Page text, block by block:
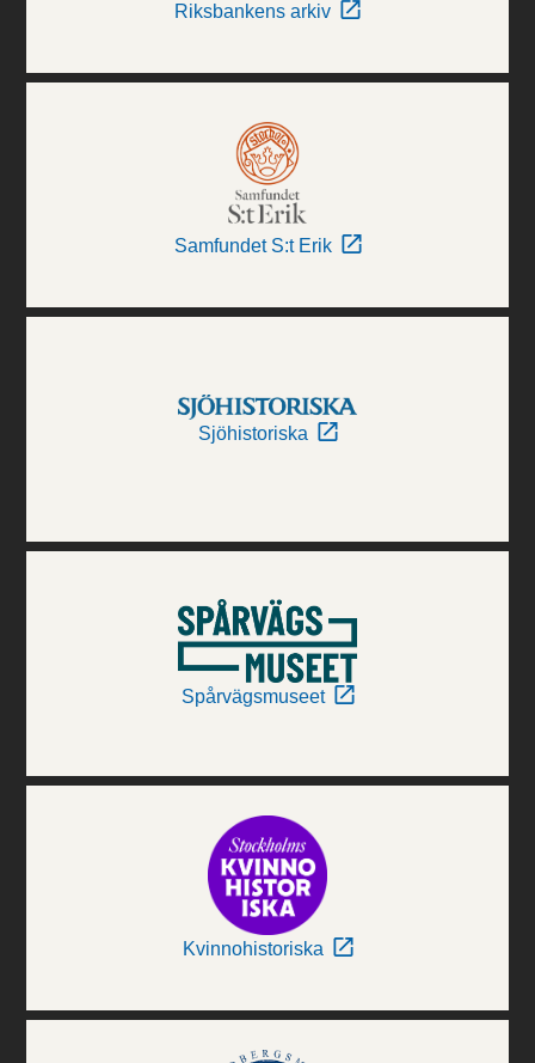
Riksbankens arkiv
Samfundet S:t Erik
Sjöhistoriska
Spårvägsmuseet
Kvinnohistoriska